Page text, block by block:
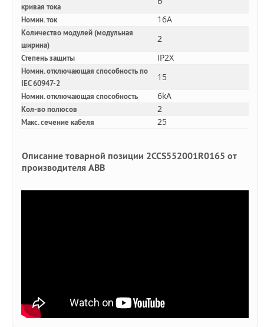
кривая тока
Номин. ток 16A
Количество модулей (модульная
ширина)
2
Степень защиты IP2X
Номин. отключающая способность по
IEC 60947-2
15
Номин. отключающая способность 6kA
Кол-во полюсов 2
Макс. сечение кабеля 25
Описание товарной позиции 2CCS552001R0165 от
производителя ABB